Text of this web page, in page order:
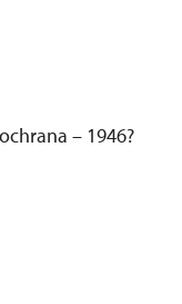
– 1946?